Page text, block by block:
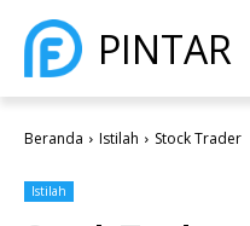
PINTAR
Beranda Istilah Stock Trader
Istilah